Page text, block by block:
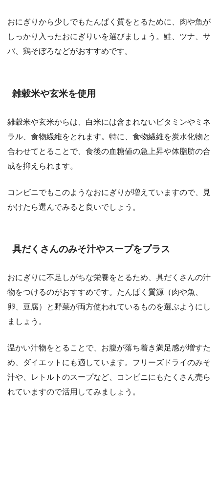
おにぎりから少しでもたんぱく質をとるために、肉や魚が
しっかり入ったおにぎりいを選びましょう。鮭、ツナ、サ
バ、鶏そぼろなどがおすすめです。
雑穀米や玄米を使用
雑穀米や玄米からは、白米には含まれないビタミンやミネ
ラル、食物繊維をとれます。特に、食物繊維を炭水化物と
合わせてとることで、食後の血糖値の急上昇や体脂肪の合
成を抑えられます。
コンビニでもこのようなおにぎりが増えていますので、見
かけたら選んでみると良いでしょう。
具だくさんのみそ汁やスープをプラス
おにぎりに不足しがちな栄養をとるため、具だくさんの汁
物をつけるのがおすすめです。たんぱく質源（肉や魚、
卵、豆腐）と野菜が両方使われているものを選ぶようにし
ましょう。
温かい汁物をとることで、お腹が落ち着き満足感が増すた
め、ダイエットにも適しています。フリーズドライのみそ
汁や、レトルトのスープなど、コンビニにもたくさん売ら
れていますので活用してみましょう。